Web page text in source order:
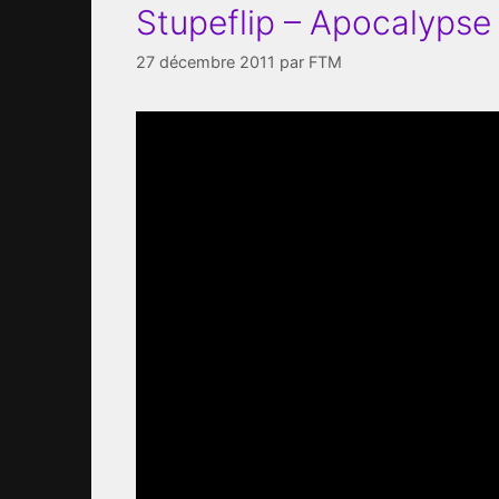
Stupeflip –
27 décembre 2011 par FTM